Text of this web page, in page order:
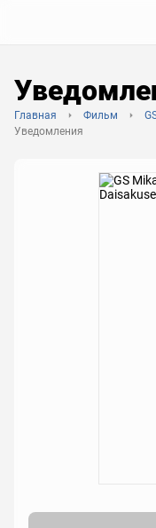
Главная Фильм
Уведомления